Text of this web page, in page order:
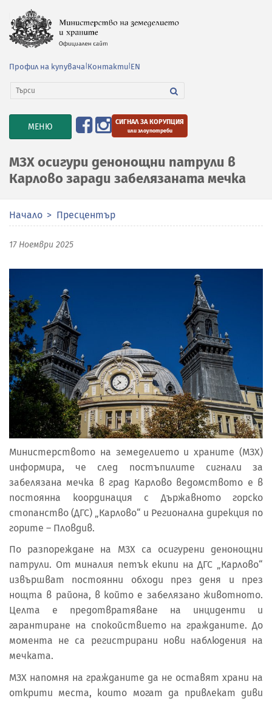
Профил на купувача Контакти EN
TOGGLE
NAVIGATION
МЕНЮ СИГНАЛ ЗА КОРУПЦИЯ
или злоупотреби
МЗХ осигури денонощни патрули в
Карлово заради забелязаната мечка
Начало Пресцентър
17 Ноември 2025
Министерството на земеделието и храните (МЗХ)
информира, че след постъпилите сигнали за
забелязана мечка в град Карлово ведомството е в
постоянна координация с Държавното горско
стопанство (ДГС) „Карлово“ и Регионална дирекция по
горите – Пловдив.
По разпореждане на МЗХ са осигурени денонощни
патрули. От миналия петък екипи на ДГС „Карлово“
извършват постоянни обходи през деня и през
нощта в района, в който е забелязано животното.
Целта е предотвратяване на инциденти и
гарантиране на спокойствието на гражданите. До
момента не са регистрирани нови наблюдения на
мечката.
МЗХ напомня на гражданите да не оставят храни на
открити места, които могат да привлекат диви